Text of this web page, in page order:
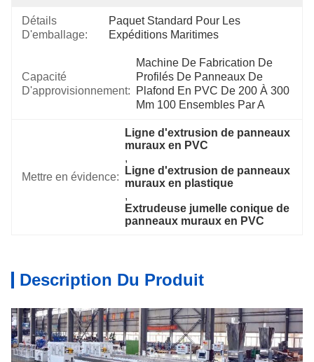
Détails
D'emballage:
Paquet Standard Pour Les
Expéditions Maritimes
Capacité
D'approvisionnement:
Machine De Fabrication De
Profilés De Panneaux De
Plafond En PVC De 200 À 300
Mm 100 Ensembles Par A
Mettre en évidence:
Ligne d'extrusion de panneaux
muraux en PVC
,
Ligne d'extrusion de panneaux
muraux en plastique
,
Extrudeuse jumelle conique de
panneaux muraux en PVC
Description Du Produit